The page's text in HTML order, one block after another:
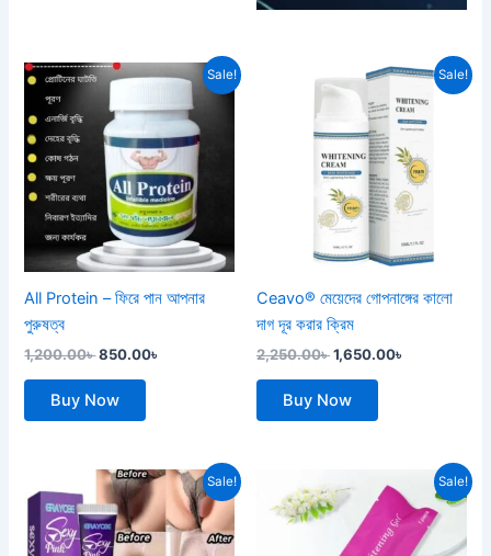
Sale!
All Protein – ফিরে পান আপনার
পুরুষত্ব
1,200.00৳
Original
price
was:
1,200.00৳ .
850.00৳
Current
is:
850.00৳ .
Buy Now
Sale!
Ceavo® মেয়েদের গোপনাঙ্গের কালো
দাগ দূর করার ক্রিম
2,250.00৳
Original
price
2,250.00৳ .
1,650.00৳
Current
price
is:
1,650.00৳ .
Buy Now
Sale!
Original
price
was:
1,200.00৳ .
Current
price
is:
750.00৳ .
Sale!
price
was:
600.00৳ .
Current
price
is:
500.00৳ .